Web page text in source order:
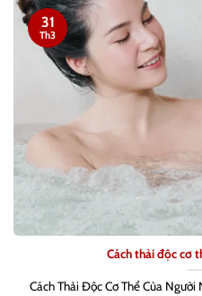
Cách thải độc cơ
Cách Thải Độc Cơ Thể Của
31
Th3